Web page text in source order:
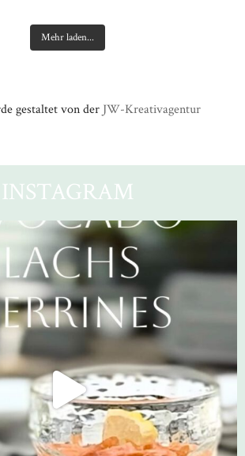
Mehr laden...
gestaltet von der JW-Kreativagentur
INSTAGRAM